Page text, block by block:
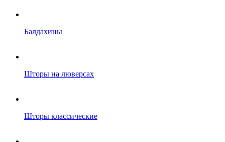
Балдахины
Шторы на люверсах
Шторы классические